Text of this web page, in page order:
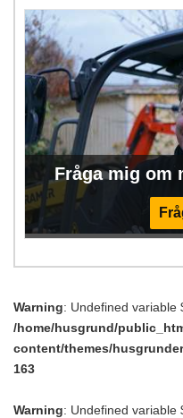
Fråga mig om
Warning: Undefined variable
/home/husgrund/
content/themes/
163
Warning: Undefined variable